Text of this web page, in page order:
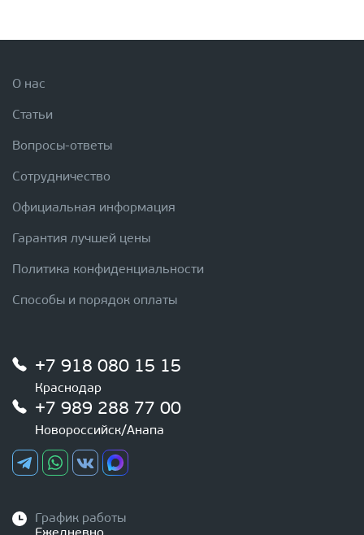
О нас
Статьи
Вопросы-ответы
Сотрудничество
Официальная информация
Гарантия лучшей цены
Политика конфиденциальности
Способы и порядок оплаты
+7 918 080 15 15
Краснодар
+7 989 288 77 00
Новороссийск/Анапа
График работы